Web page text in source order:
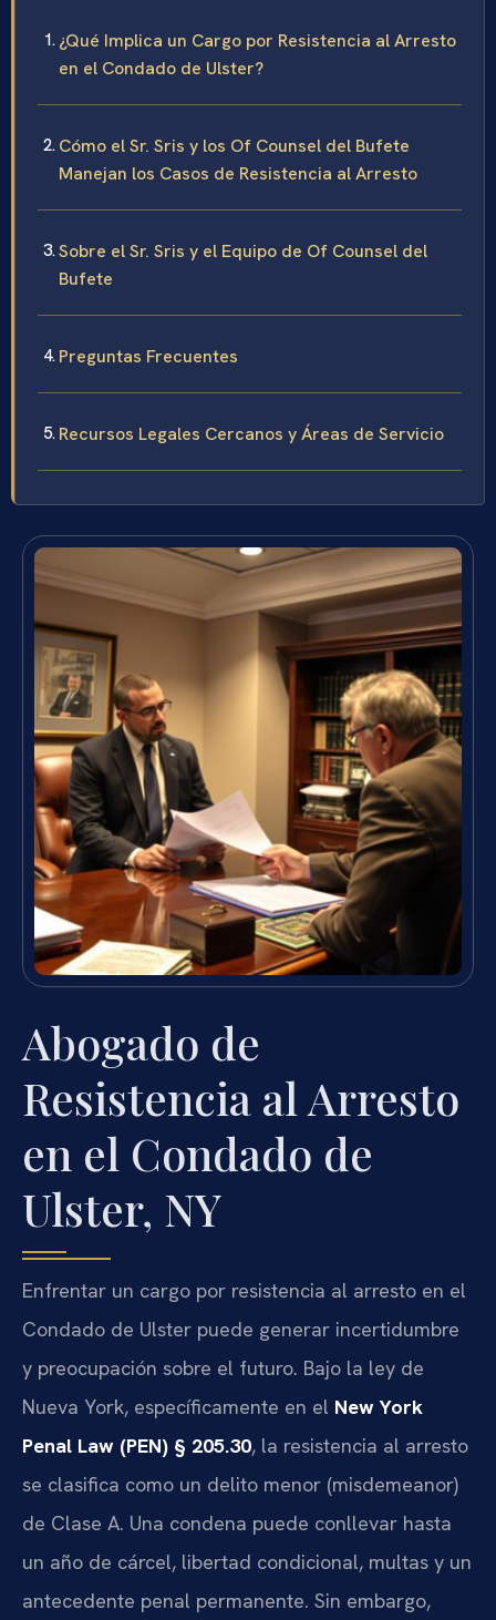
¿Qué Implica un Cargo por Resistencia al Arresto
en el Condado de Ulster?
Cómo el Sr. Sris y los Of Counsel del Bufete
Manejan los Casos de Resistencia al Arresto
Sobre el Sr. Sris y el Equipo de Of Counsel del
Bufete
Preguntas Frecuentes
Recursos Legales Cercanos y Áreas de Servicio
Abogado de
Resistencia al Arresto
en el Condado de
Ulster, NY
Enfrentar un cargo por resistencia al arresto en el
Condado de Ulster puede generar incertidumbre
y preocupación sobre el futuro. Bajo la ley de
Nueva York, específicamente en el New York
Penal Law (PEN) § 205.30, la resistencia al arresto
se clasifica como un delito menor (misdemeanor)
de Clase A. Una condena puede conllevar hasta
un año de cárcel, libertad condicional, multas y un
antecedente penal permanente. Sin embargo,